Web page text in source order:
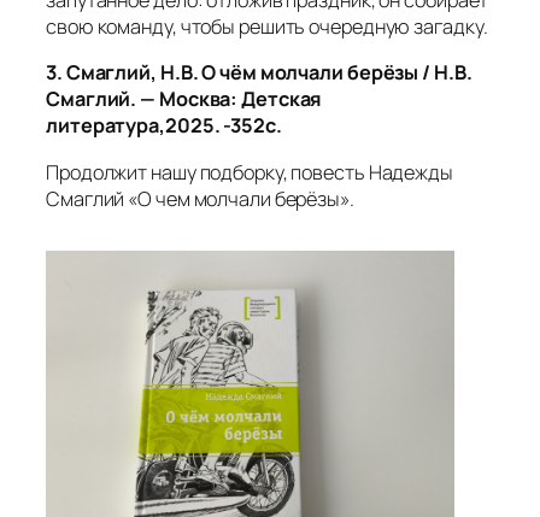
свою команду, чтобы решить очередную загадку.
3. Смаглий, Н.В. О чём молчали берёзы / Н.В.
Смаглий. — Москва: Детская
литература,2025. -352с.
Продолжит нашу подборку, повесть Надежды
Смаглий «О чем молчали берёзы».